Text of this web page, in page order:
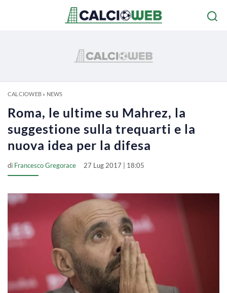
CALCIOWEB» NEWS
Roma, le ultime su Mahrez, la
suggestione sulla trequarti e la
nuova idea per la difesa
di Francesco Gregorace 27 Lug 2017 | 18:05